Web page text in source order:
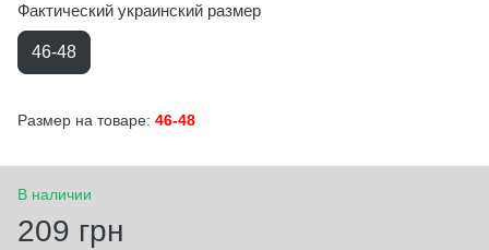
Фактический украинский размер
46-48
Размер на товаре: 46-48
В наличии
209 грн